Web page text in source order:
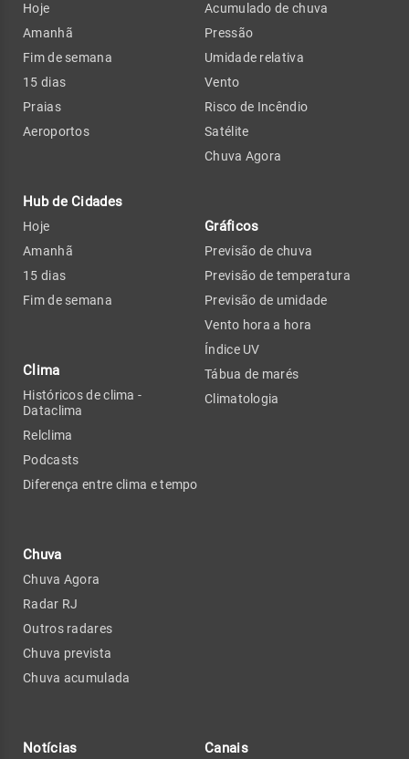
Hoje
Amanhã
Fim de semana
15 dias
Praias
Aeroportos
Hub de Cidades
Hoje
Amanhã
15 dias
Fim de semana
Clima
Históricos de clima -
Dataclima
Relclima
Podcasts
Diferença entre clima e tempo
Chuva
Chuva Agora
Radar RJ
Outros radares
Chuva prevista
Chuva acumulada
Acumulado de chuva
Pressão
Umidade relativa
Vento
Risco de Incêndio
Satélite
Chuva Agora
Gráficos
Previsão de chuva
Previsão de temperatura
Previsão de umidade
Vento hora a hora
Índice UV
Tábua de marés
Climatologia
Notícias Canais